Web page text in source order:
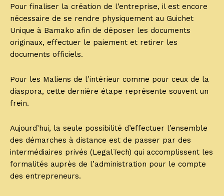
Pour finaliser la création de l’entreprise, il est encore
nécessaire de se rendre physiquement au Guichet
Unique à Bamako afin de déposer les documents
originaux, effectuer le paiement et retirer les
documents officiels.
Pour les Maliens de l’intérieur comme pour ceux de la
diaspora, cette dernière étape représente souvent un
frein.
Aujourd’hui, la seule possibilité d’effectuer l’ensemble
des démarches à distance est de passer par des
intermédiaires privés (LegalTech) qui accomplissent les
formalités auprès de l’administration pour le compte
des entrepreneurs.